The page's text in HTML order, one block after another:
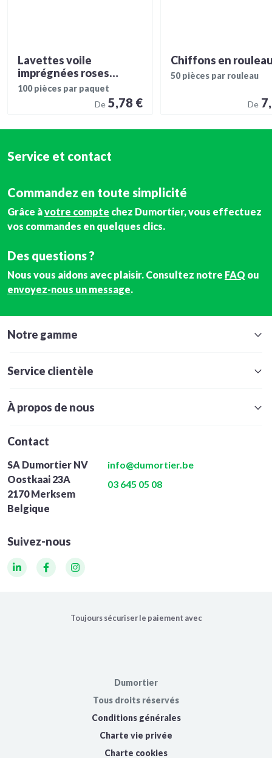
Lavettes voile
imprégnées roses
63x25 cm
100 pièces par paquet
De 5,78 €
Chiffons en
50 pièces par rouleau
De
Service et contact
Commandez en toute simplicité
Grâce àvotre compte chez Dumortier, vous effectuez
vos commandes en quelques clics.
Des questions ?
Nous vous aidons avec plaisir. Consultez notre FAQ ou
envoyez-nous un message.
Notre gamme
Service clientèle
À propos de nous
Contact
SA Dumortier NV
Oostkaai 23A
2170 Merksem
Belgique
info@dumortier.be
03 645 05 08
Suivez-nous
LinkedInFacebookInstagram
Toujours sécuriser le paiement avec
Dumortier
Tous droits réservés
Conditions générales
Charte vie privée
Charte cookies